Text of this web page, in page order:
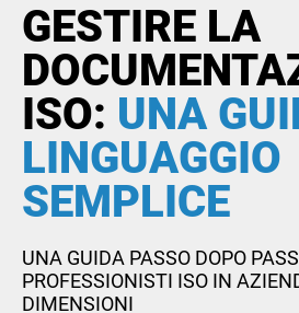
ISO 27001
NIS2
DORA
ISO 42001
Free Resources
By Type
Where to Start
Other
Industries
Consultants
IT & SaaS companies
About Us
Contact Us
GESTIRE LA
ISO: UNA
LINGUAGGIO
SEMPLICE
UNA GUIDA PASSO DOPO
PROFESSIONISTI ISO IN
DIMENSIONI